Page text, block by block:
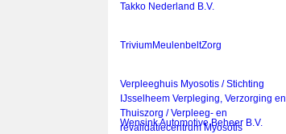
Takko Nederland B.V.
TriviumMeulenbeltZorg
Verpleeghuis Myosotis / Stichting
IJsselheem Verpleging, Verzorging en
Thuiszorg / Verpleeg- en
revalidatiecentrum Myosotis
Wensink Automotive Beheer B.V.